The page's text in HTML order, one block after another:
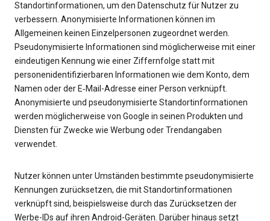
Standortinformationen, um den Datenschutz für Nutzer zu
verbessern. Anonymisierte Informationen können im
Allgemeinen keinen Einzelpersonen zugeordnet werden.
Pseudonymisierte Informationen sind möglicherweise mit einer
eindeutigen Kennung wie einer Ziffernfolge statt mit
personenidentifizierbaren Informationen wie dem Konto, dem
Namen oder der E‑Mail-Adresse einer Person verknüpft.
Anonymisierte und pseudonymisierte Standortinformationen
werden möglicherweise von Google in seinen Produkten und
Diensten für Zwecke wie Werbung oder Trendangaben
verwendet.
Nutzer können unter Umständen bestimmte pseudonymisierte
Kennungen zurücksetzen, die mit Standortinformationen
verknüpft sind, beispielsweise durch das Zurücksetzen der
Werbe-IDs auf ihren Android-Geräten. Darüber hinaus setzt